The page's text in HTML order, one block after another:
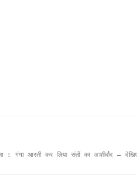
: गंगा आरती कर लिया संतों का आशीर्वाद – देखिए